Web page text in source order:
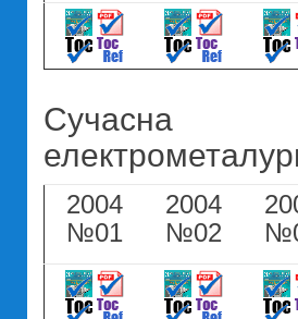
Сучасна
2004
№01
2004
№02